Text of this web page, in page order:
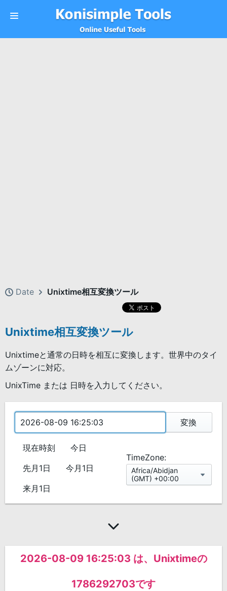
Date Unixtime相互変換ツール
Unixtime相互変換ツール
Unixtimeと通常の日時を相互に変換します。世界中のタイ
ムゾーンに対応。
UnixTime または 日時を入力してください。
変換
現在時刻
今日
先月1日
今月1日
来月1日
TimeZone:
Africa/Abidjan
(GMT) +00:00
2026-08-09 16:25:03 は、Unixtimeの
1786292703です